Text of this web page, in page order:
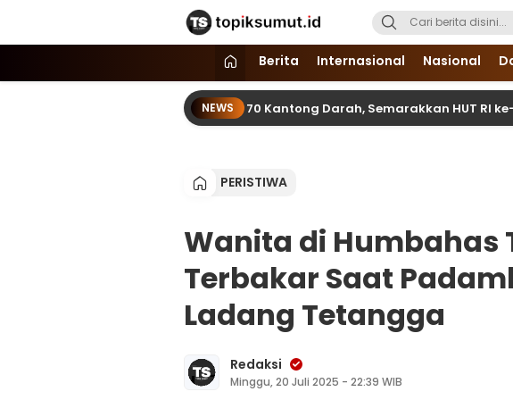
Topik Sumut
Memberitakan Seputar Informasi di Sumatera Utara
Berita Internasional Nasional
NEWS
dan SPN Hinai Kumpul 70 Kantong Darah, Semarakkan HUT RI ke-81
PERISTIWA
Wanita di Humbahas
Terbakar Saat
Ladang Tetangga
Redaksi
Minggu, 20 Juli 2025 - 22:39 WIB